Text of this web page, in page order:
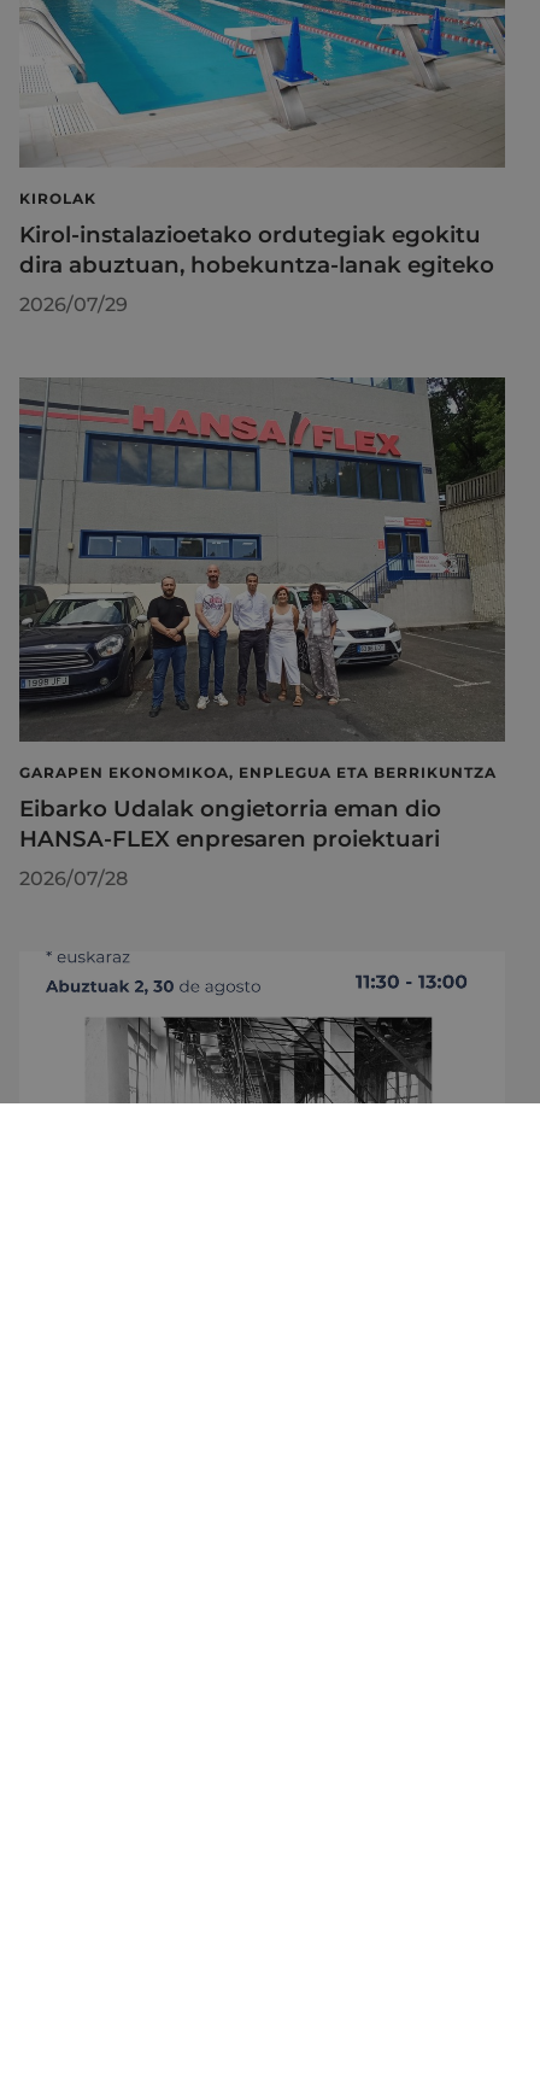
KIROLAK
Kirol-instalazioetako ordutegiak egokitu
dira abuztuan, hobekuntza-lanak egiteko
2026/07/29
GARAPEN EKONOMIKOA, ENPLEGUA ETA BERRIKUNTZA
Eibarko Udalak ongietorria eman dio
HANSA-FLEX enpresaren proiektuari
2026/07/28